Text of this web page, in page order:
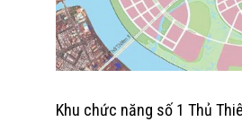
Khu chức năng số 1 Thủ